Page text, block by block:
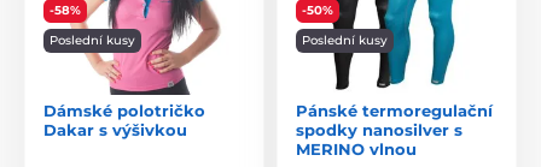
-58%
Poslední kusy
Dámské polotričko
Dakar s výšivkou
-50%
Poslední kusy
Pánské termoregulační
spodky nanosilver s
MERINO vlnou